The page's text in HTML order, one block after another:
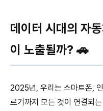
데이터 시대의 자
이 노출될까? 🚗
2025년, 우리는 스마트폰,
르기까지 모든 것이 연결되